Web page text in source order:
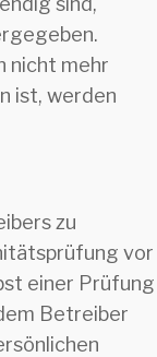
nicht mehr
ist, werden
zu
vor
einer Prüfung
Betreiber